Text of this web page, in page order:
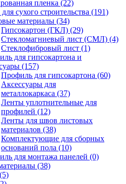
пленка (22)
сухого строительства (191)
материалы (34)
Гипсокартон (ГКЛ) (29)
Стекломагниевый лист (СМЛ) (4)
Cтеклофибровый лист (1)
для гипсокартона и
(157)
Профиль для гипсокартона (60)
Аксессуары для
металлокаркаса (37)
Ленты уплотнительные для
профилей (12)
Ленты для швов листовых
материалов (38)
Комплектующие для сборных
оснований пола (10)
для монтажа панелей (0)
(38)